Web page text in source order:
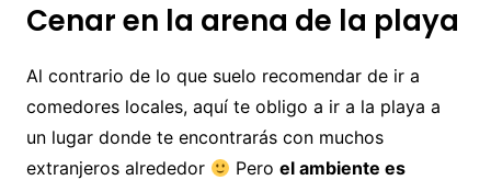
Cenar en la arena de la playa
Al contrario de lo que suelo recomendar de ir a
comedores locales, aquí te obligo a ir a la playa a
un lugar donde te encontrarás con muchos
extranjeros alrededor
Peroel ambiente es